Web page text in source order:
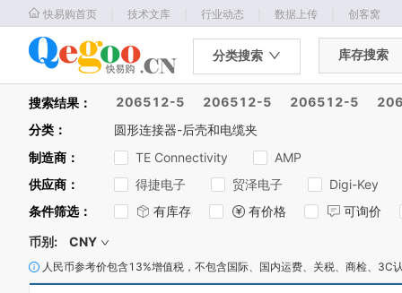
快易购首页 技术文库 行业动态 数据上传 创客窝
分类搜索 库存搜索
搜索结果： 206512-5 206512-5 206512-5
分类 ：
圆形连接器-后壳和电缆夹
制造商 ： TE Connectivity
AMP
供应商 ： 得捷电子 贸泽电子
Digi-Key
条件筛选： 有库存 有价格
可询价
币别:
CNY
人民币参考价包含13%增值税，不包含国际、国内运费、关税、商检、3C
0
4
5